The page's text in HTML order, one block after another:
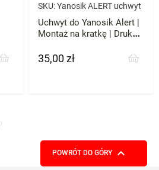
SKU:Yanosik ALERT uchwyt
Uchwyt do Yanosik Alert |
Montaż na kratkę | Druk
Cena
35,00 zł
POWRÓT DO GÓRY 